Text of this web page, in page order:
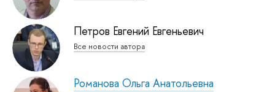
Петров Евгений Евгеньевич
Все новости автора
Романова Ольга Анатольевна